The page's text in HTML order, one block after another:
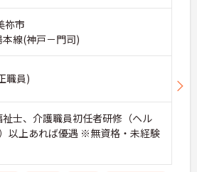
祢市
本線(神戸－門司)
職員)
士、介護職員初任者研修（ヘル
以上あれば優遇 ※無資格・未経験